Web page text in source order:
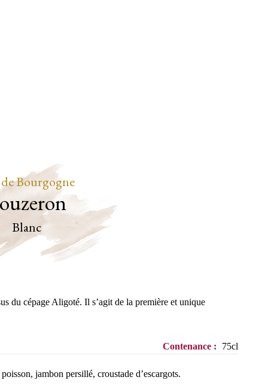
Bourgogne
Blanc
du cépage Aligoté. Il s’agit de la première et unique
Contenance : 75cl
jambon persillé, croustade d’escargots.